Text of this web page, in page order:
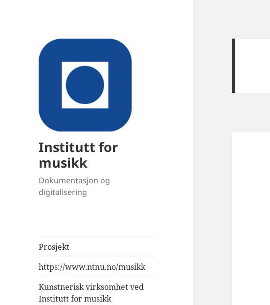
Institutt for
musikk
Dokumentasjon og
digitalisering
Prosjekt
https://www.ntnu.no/musikk
Kunstnerisk virksomhet ved
Institutt for musikk